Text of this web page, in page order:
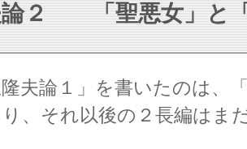
論２ 「聖悪女」と
夫論１」を書いたのは、
、それ以後の２長編はま